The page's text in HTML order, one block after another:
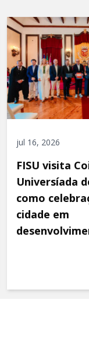
jul 16, 2026
FISU visita
Universíada
como
cidade em